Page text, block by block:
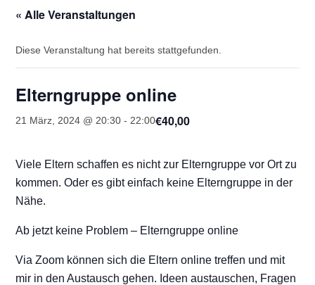
« Alle Veranstaltungen
Diese Veranstaltung hat bereits stattgefunden.
Elterngruppe online
21 März, 2024 @ 20:30 - 22:00€40,00
Viele Eltern schaffen es nicht zur Elterngruppe vor Ort zu
kommen. Oder es gibt einfach keine Elterngruppe in der
Nähe.
Ab jetzt keine Problem – Elterngruppe online
Via Zoom können sich die Eltern online treffen und mit
mir in den Austausch gehen. Ideen austauschen, Fragen